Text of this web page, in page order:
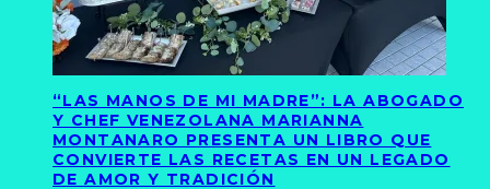
“LAS MANOS DE MI MADRE”: LA ABOGADO
Y CHEF VENEZOLANA MARIANNA
MONTANARO PRESENTA UN LIBRO QUE
CONVIERTE LAS RECETAS EN UN LEGADO
DE AMOR Y TRADICIÓN